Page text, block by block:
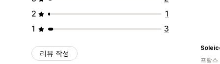
2
1
1
3
리뷰 작성
프랑스